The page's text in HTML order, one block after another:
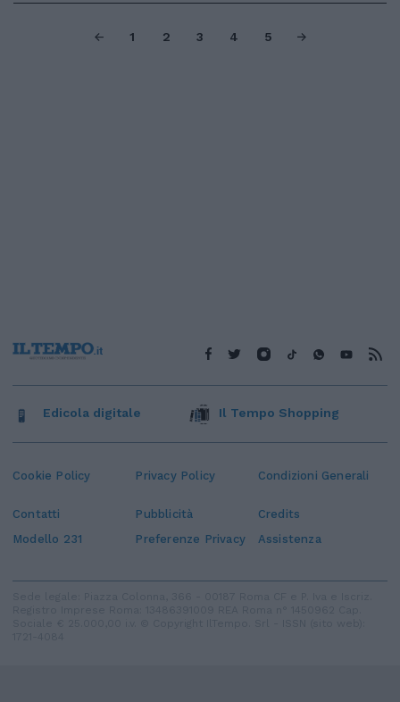
1 2 3 4 5
Cookie Policy Privacy Policy Condizioni Generali
Contatti Pubblicità
Credits
Modello 231
Preferenze Privacy Assistenza
Edicola digitale Il Tempo Shopping